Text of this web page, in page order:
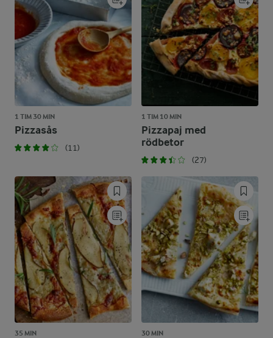
1 TIM 30 MIN
Pizzasås
(11)
1 TIM 10 MIN
Pizzapaj med
rödbetor
(27)
35 MIN 30 MIN